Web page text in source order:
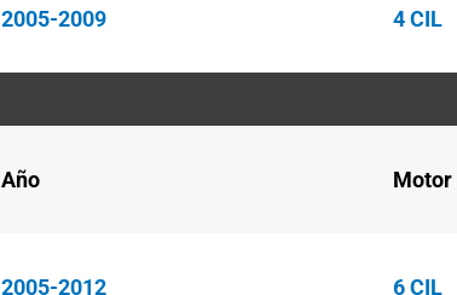
2005-2009 4 CIL
Año Motor
2005-2012 6 CIL